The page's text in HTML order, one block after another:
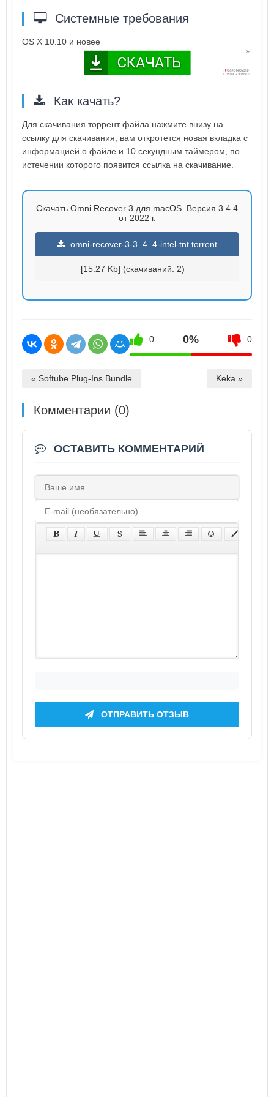
Системные требования
OS X 10.10 и новее
Как качать?
Для скачивания торрент файла нажмите внизу на
ссылку для скачивания, вам откротется новая вкладка с
информацией о файле и 10 секундным таймером, по
истечении которого появится ссылка на скачивание.
Скачать Omni Recover 3 для macOS. Версия 3.4.4
от 2022 г.
omni-recover-3-3_4_4-intel-tnt.torrent
[15.27 Kb] (cкачиваний: 2)
0 0% 0
« Softube Plug-Ins Bundle Keka »
Комментарии (0)
ОСТАВИТЬ КОММЕНТАРИЙ
ОТПРАВИТЬ ОТЗЫВ